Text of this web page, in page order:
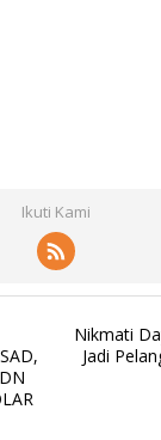
Ikuti Kami
Nikmati
Jadi